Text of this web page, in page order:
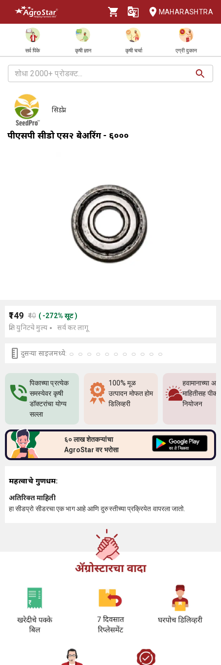
MAHARASHTRA
सर्व पिके कृषी ज्ञान कृषी चर्चा एग्री दुकान
सिडप्रो
पीएसपी सीडप्रो एस२ बेअरिंग - ६०००
₹149 ₹40 ( -272% सूट)
प्रति युनिटचे मुल्य
सर्व कर लागू
दुसर्‍या साइजमध्ये:
पिकाच्या प्रत्येक
समस्येवर कृषी
डॉक्टरांचा योग्य
सल्ला
100% मूळ
उत्पादन मोफत होम
डिलिव्हरी
हवामानाच्या
माहितीसह पीक
नियोजन
६० लाख शेतकऱ्यांचा
AgroStar वर भरोसा
महत्वाचे गुणधर्म:
अतिरिक्त माहिती
हा सीडप्रो सीडरचा एक भाग आहे आणि दुरुस्तीच्या प्रक्रियेत वापरला जातो.